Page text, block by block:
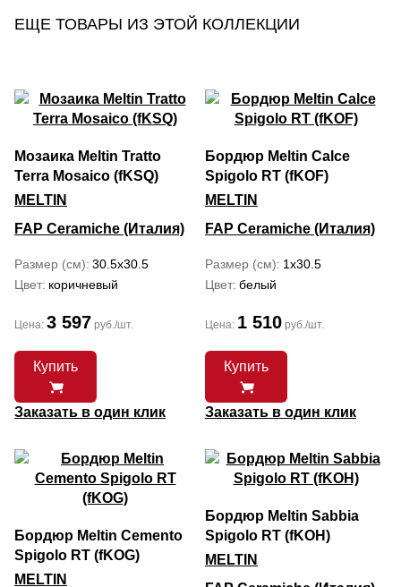
ЕЩЕ ТОВАРЫ ИЗ ЭТОЙ КОЛЛЕКЦИИ
Мозаика Meltin Tratto
Terra Mosaico (fKSQ)
MELTIN
FAP Ceramiche (Италия)
Размер (см) 30.5x30.5
Цвет коричневый
Цена: 3 597 руб./шт.
Купить
Заказать в один клик
Бордюр Meltin Calce
Spigolo RT (fKOF)
MELTIN
FAP Ceramiche (Италия)
Размер (см) 1x30.5
Цвет белый
Цена: 1 510 руб./шт.
Купить
Заказать в один клик
Бордюр Meltin Cemento
Spigolo RT (fKOG)
MELTIN
Бордюр Meltin Sabbia
Spigolo RT (fKOH)
MELTIN